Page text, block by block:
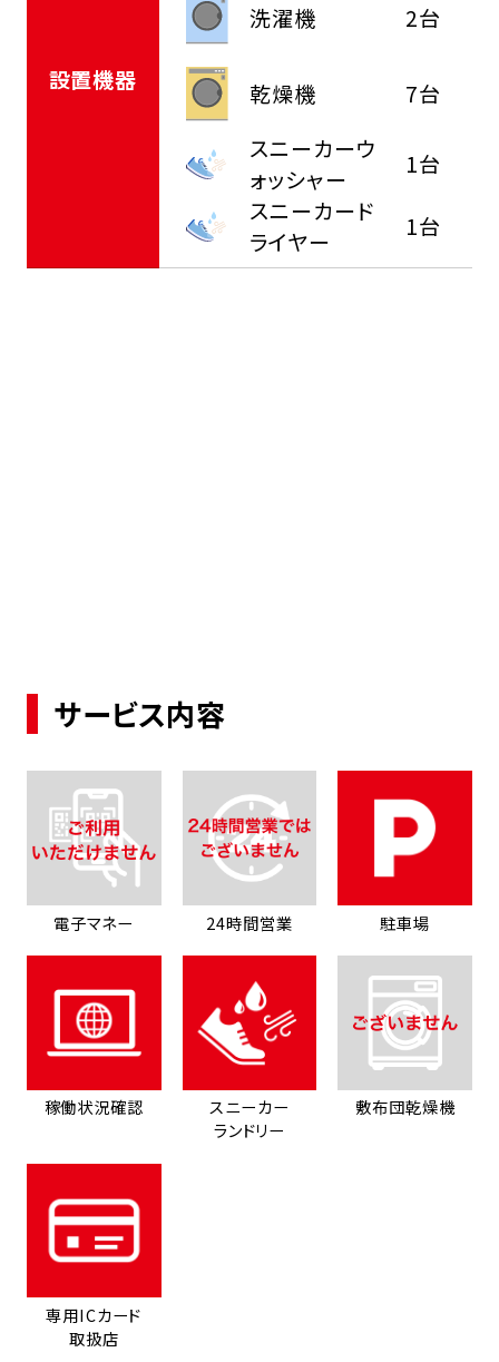
設置機器
洗濯機 2台
乾燥機
7台
スニーカーウ
ォッシャー
1台
スニーカード
ライヤー
1台
サービス内容
電子マネー 24時間営業 駐車場
稼働状況確認
スニーカー
ランドリー
敷布団乾燥機
専用ICカード
取扱店